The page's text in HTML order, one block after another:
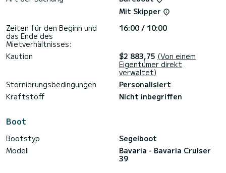
bitte auf den Button "Angebot anfordern". Ein Mitarbeiter
von SamBoat schickt Ihnen ein persönliches Angebot zu
bestmöglichen Konditionen.
Mit Skipper
Zeiten für den Beginn und
das Ende des
Mietverhältnisses:
16:00 / 10:00
Kaution $2 883,75 (Von einem
Eigentümer direkt
verwaltet)
Stornierungsbedingungen
Personalisiert
Kraftstoff
Nicht inbegriffen
Boot
Bootstyp
Segelboot
Modell
Bavaria - Bavaria Cruiser
39